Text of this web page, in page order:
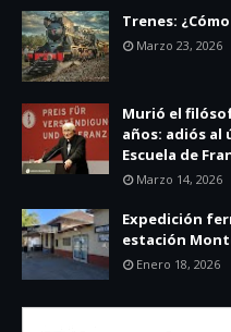
Trenes:
Marzo 23, 2026
Murió el
años: adiós al
Escuela de
Marzo 14, 2026
Expedición
estación
Enero 18, 2026